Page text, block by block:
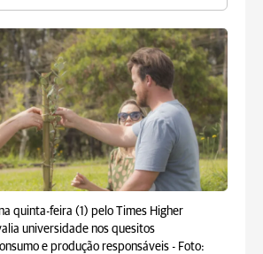
quinta-feira (1) pelo Times Higher
universidade nos quesitos
e produção responsáveis - Foto: